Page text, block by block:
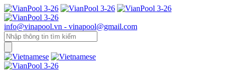
info@vinapool.vn - vinapool@gmail.com